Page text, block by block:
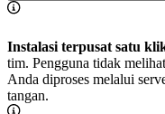
Instalasi terpusat satu
tim. Pengguna tidak
Anda diproses melalui
tangan.